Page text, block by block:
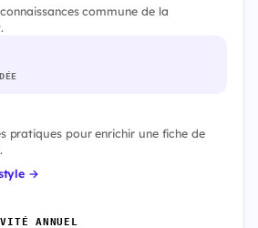
commune de la
pratiques pour enrichir une fiche de
→
ANNUEL